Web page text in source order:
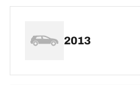
2013